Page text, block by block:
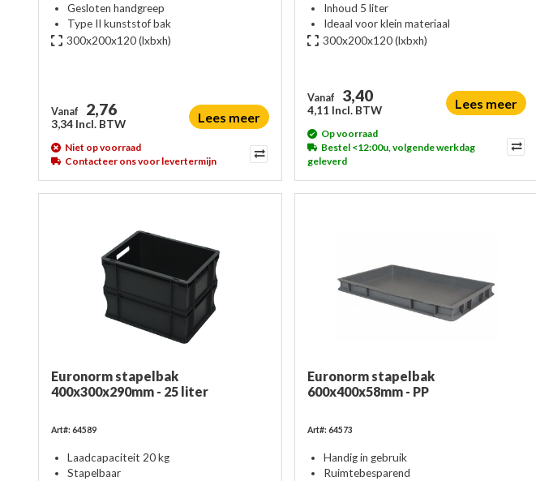
Gesloten handgreep
Type II kunststof bak
300x200x120(lxbxh)
Vanaf 2,76
3,34 Incl. BTW Lees meer
Niet op voorraad
Contacteer ons voor levertermijn
Inhoud 5 liter
Ideaal voor klein materiaal
300x200x120(lxbxh)
Vanaf 3,40
4,11 Incl. BTW Lees meer
Op voorraad
Bestel <12:00u, volgende werkdag
geleverd
Euronorm stapelbak
400x300x290mm - 25 liter
Art#: 64589
Laadcapaciteit 20 kg
Stapelbaar
Euronorm stapelbak
600x400x58mm - PP
Art#: 64573
Handig in gebruik
Ruimtebesparend